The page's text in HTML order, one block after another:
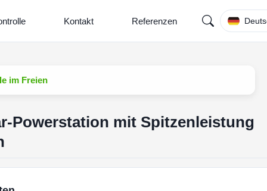
Kontakt Referenzen
im Freien
Powerstation mit Spitzenleistung